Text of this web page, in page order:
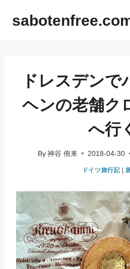
ドレスデンで
ヘンの老舗ク
へ行
By 神谷 侑来 2018-04-30
ドイツ旅行記|